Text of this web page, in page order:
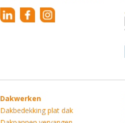
Dakwerken
Dakbedekking plat dak